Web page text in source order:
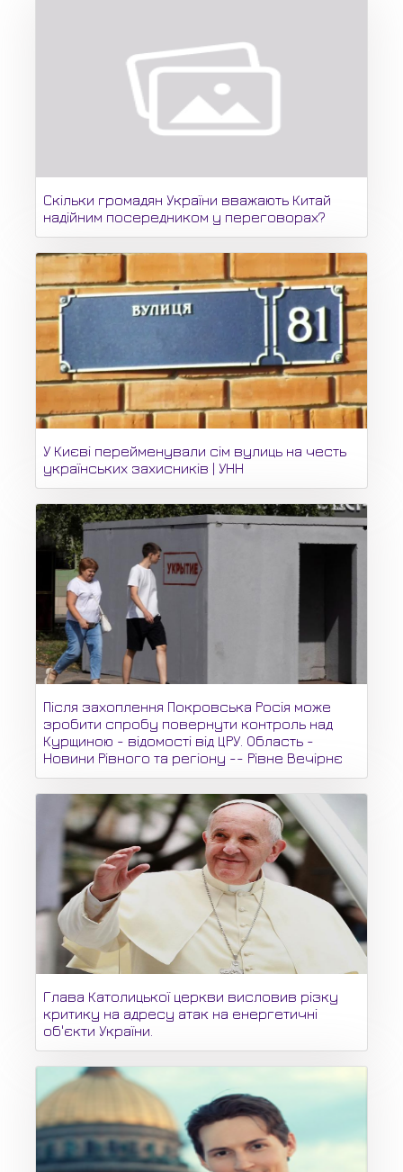
Скільки громадян України вважають Китай
надійним посередником у переговорах?
У Києві перейменували сім вулиць на честь
українських захисників | УНН
Після захоплення Покровська Росія може
зробити спробу повернути контроль над
Курщиною - відомості від ЦРУ. Область -
Новини Рівного та регіону -- Рівне Вечірнє
Глава Католицької церкви висловив різку
критику на адресу атак на енергетичні
об'єкти України.